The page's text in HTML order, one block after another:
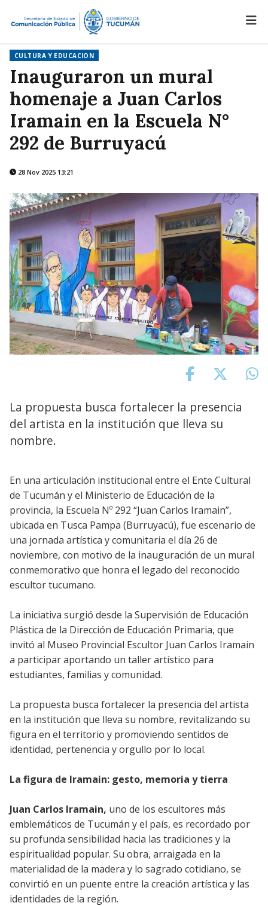
CULTURA Y EDUCACION
Inauguraron un mural
homenaje a Juan Carlos
Iramain en la Escuela N°
292 de Burruyacú
28 Nov 2025 13:21
La propuesta busca fortalecer la presencia
del artista en la institución que lleva su
nombre.
En una articulación institucional entre el Ente Cultural
de Tucumán y el Ministerio de Educación de la
provincia, la Escuela Nº 292 “Juan Carlos Iramain”,
ubicada en Tusca Pampa (Burruyacú), fue escenario de
una jornada artística y comunitaria el día 26 de
noviembre, con motivo de la inauguración de un mural
conmemorativo que honra el legado del reconocido
escultor tucumano.
La iniciativa surgió desde la Supervisión de Educación
Plástica de la Dirección de Educación Primaria, que
invitó al Museo Provincial Escultor Juan Carlos Iramain
a participar aportando un taller artístico para
estudiantes, familias y comunidad.
La propuesta busca fortalecer la presencia del artista
en la institución que lleva su nombre, revitalizando su
figura en el territorio y promoviendo sentidos de
identidad, pertenencia y orgullo por lo local.
La figura de Iramain: gesto, memoria y tierra
Juan Carlos Iramain, uno de los escultores más
emblemáticos de Tucumán y el país, es recordado por
su profunda sensibilidad hacia las tradiciones y la
espiritualidad popular. Su obra, arraigada en la
materialidad de la madera y lo sagrado cotidiano, se
convirtió en un puente entre la creación artística y las
identidades de la región.